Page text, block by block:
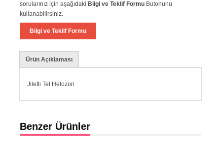
sorularınız için aşağıdaki Bilgi ve Teklif Formu Butonunu
kullanabilirsiniz.
Bilgi ve Teklif Formu
Ürün Açıklaması
Jiletli Tel Helozon
Benzer Ürünler